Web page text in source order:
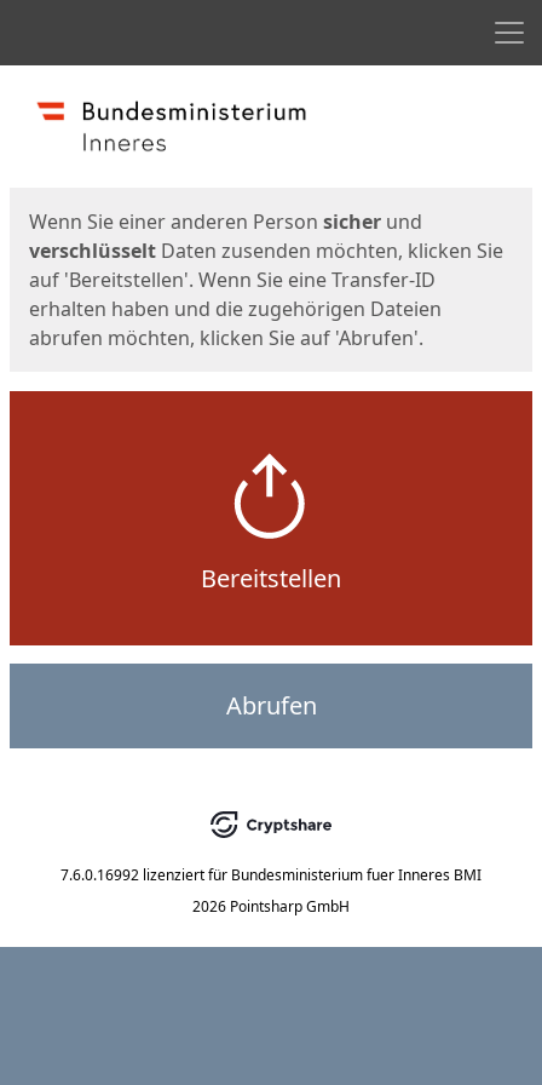
Start
Wenn Sie einer anderen Person sicher und
verschlüsselt Daten zusenden möchten, klicken Sie
auf 'Bereitstellen'. Wenn Sie eine Transfer-ID
erhalten haben und die zugehörigen Dateien
abrufen möchten, klicken Sie auf 'Abrufen'.
Bereitstellen
Abrufen
7.6.0.16992 lizenziert für Bundesministerium fuer Inneres BMI
2026 Pointsharp GmbH